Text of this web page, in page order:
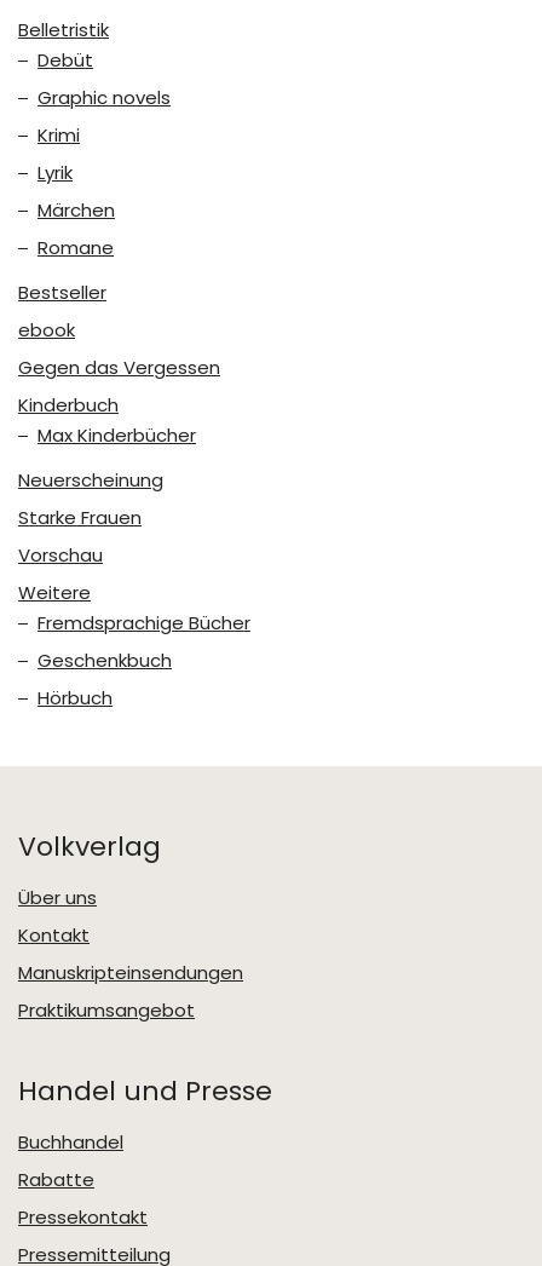
Belletristik
Debüt
Graphic novels
Krimi
Lyrik
Märchen
Romane
Bestseller
ebook
Gegen das Vergessen
Kinderbuch
Max Kinderbücher
Neuerscheinung
Starke Frauen
Vorschau
Weitere
Fremdsprachige Bücher
Geschenkbuch
Hörbuch
Volkverlag
Über uns
Kontakt
Manuskripteinsendungen
Praktikumsangebot
Handel und Presse
Buchhandel
Rabatte
Pressekontakt
Pressemitteilung